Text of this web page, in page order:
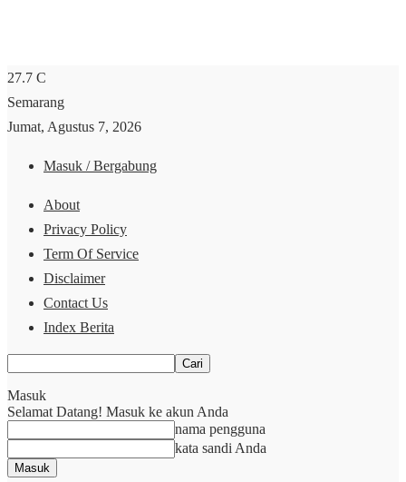
27.7 C
Semarang
Jumat, Agustus 7, 2026
Masuk / Bergabung
About
Privacy Policy
Term Of Service
Disclaimer
Contact Us
Index Berita
Masuk
Selamat Datang! Masuk ke akun Anda
nama pengguna
kata sandi Anda